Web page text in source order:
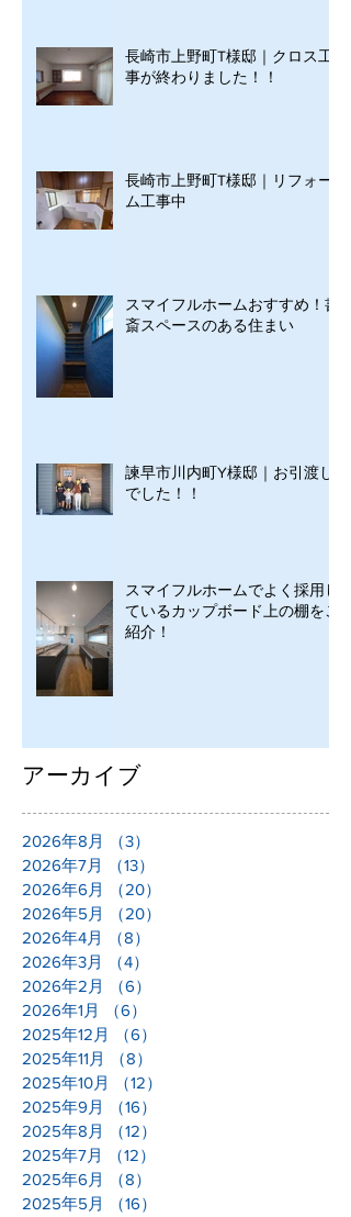
長崎市上野町T様邸｜クロス工
事が終わりました！！
長崎市上野町T様邸｜リフォー
ム工事中
スマイフルホームおすすめ！書
斎スペースのある住まい
諫早市川内町Y様邸｜お引渡し
でした！！
スマイフルホームでよく採用し
ているカップボード上の棚をご
紹介！
アーカイブ
2026年8月 （3）
2026年7月
（13）
2026年6月
（20）
2026年5月
（20）
2026年4月
（8）
2026年3月
（4）
2026年2月
（6）
2026年1月
（6）
2025年12月
（6）
2025年11月
（8）
2025年10月
（12）
2025年9月
（16）
2025年8月
（12）
2025年7月
（12）
2025年6月
（8）
2025年5月
（16）